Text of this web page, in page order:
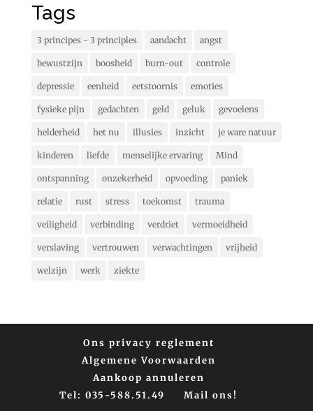
Tags
3 principes - 3 principles aandacht angst
bewustzijn boosheid burn-out controle
depressie eenheid eetstoornis emoties
fysieke pijn gedachten geld geluk gevoelens
helderheid het nu illusies inzicht je ware natuur
kinderen liefde menselijke ervaring Mind
ontspanning onzekerheid opvoeding paniek
relatie rust stress toekomst trauma
veiligheid verbinding verdriet vermoeidheid
verslaving vertrouwen verwachtingen vrijheid
welzijn werk ziekte
Ons privacy reglement
Algemene Voorwaarden
Aankoop annuleren
Tel: 035-588.51.49
Mail ons!